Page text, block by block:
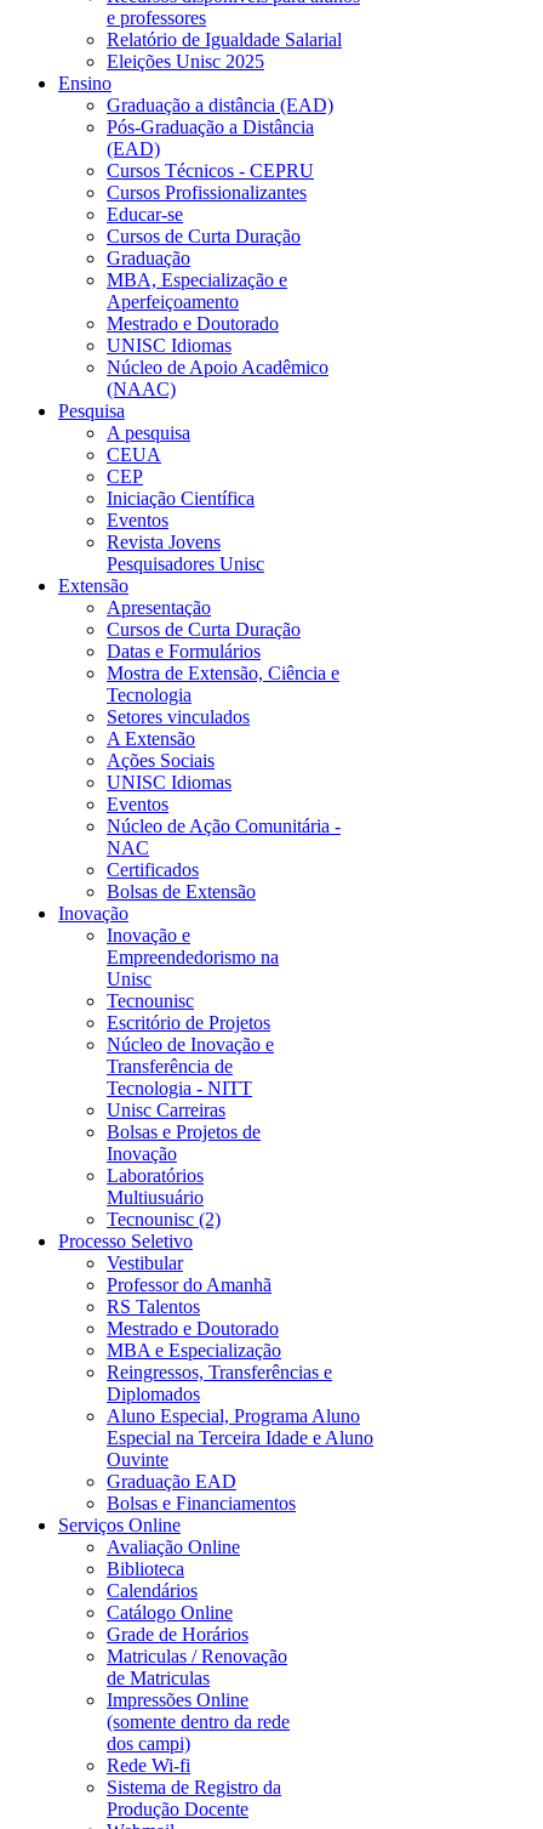
e professores
Relatório de Igualdade Salarial
Eleições Unisc 2025
Ensino
Graduação a distância (EAD)
Pós-Graduação a Distância
(EAD)
Cursos Técnicos - CEPRU
Cursos Profissionalizantes
Educar-se
Cursos de Curta Duração
Graduação
MBA, Especialização e
Aperfeiçoamento
Mestrado e Doutorado
UNISC Idiomas
Núcleo de Apoio Acadêmico
(NAAC)
Pesquisa
A pesquisa
CEUA
CEP
Iniciação Científica
Eventos
Revista Jovens
Pesquisadores Unisc
Extensão
Apresentação
Cursos de Curta Duração
Datas e Formulários
Mostra de Extensão, Ciência e
Tecnologia
Setores vinculados
A Extensão
Ações Sociais
UNISC Idiomas
Eventos
Núcleo de Ação Comunitária -
NAC
Certificados
Bolsas de Extensão
Inovação
Inovação e
Empreendedorismo na
Unisc
Tecnounisc
Escritório de Projetos
Núcleo de Inovação e
Transferência de
Tecnologia - NITT
Unisc Carreiras
Bolsas e Projetos de
Inovação
Laboratórios
Multiusuário
Tecnounisc (2)
Processo Seletivo
Vestibular
Professor do Amanhã
RS Talentos
Mestrado e Doutorado
MBA e Especialização
Reingressos, Transferências e
Diplomados
Aluno Especial, Programa Aluno
Especial na Terceira Idade e Aluno
Ouvinte
Graduação EAD
Bolsas e Financiamentos
Serviços Online
Avaliação Online
Biblioteca
Calendários
Catálogo Online
Grade de Horários
Matriculas / Renovação
de Matriculas
Impressões Online
(somente dentro da rede
dos campi)
Rede Wi-fi
Sistema de Registro da
Produção Docente